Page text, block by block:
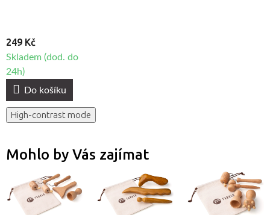
249 Kč
Skladem (dod. do
24h)
Do košíku
High-contrast mode
Mohlo by Vás zajímat